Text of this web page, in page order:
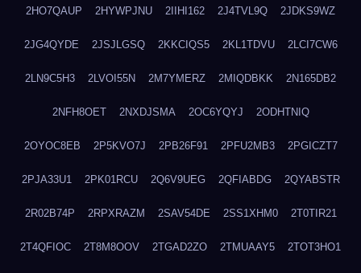
2HO7QAUP 2HYWPJNU 2IIHI162 2J4TVL9Q 2JDKS9WZ
2JG4QYDE 2JSJLGSQ 2KKCIQS5 2KL1TDVU 2LCI7CW6
2LN9C5H3 2LVOI55N 2M7YMERZ 2MIQDBKK 2N165DB2
2NFH8OET 2NXDJSMA 2OC6YQYJ 2ODHTNIQ
2OYOC8EB 2P5KVO7J 2PB26F91 2PFU2MB3 2PGICZT7
2PJA33U1 2PK01RCU 2Q6V9UEG 2QFIABDG 2QYABSTR
2R02B74P 2RPXRAZM 2SAV54DE 2SS1XHM0 2T0TIR21
2T4QFIOC 2T8M8OOV 2TGAD2ZO 2TMUAAY5 2TOT3HO1